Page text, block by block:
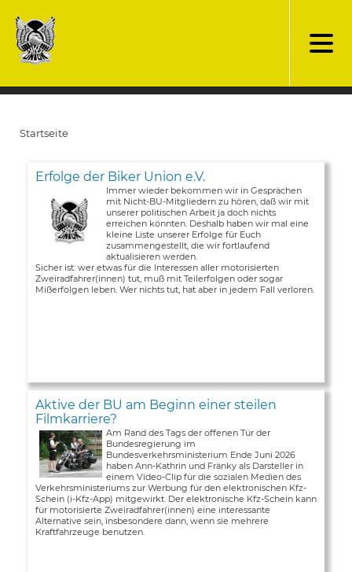
zum
Inhalt
Startseite
Erfolge der Biker Union e.V.
Immer wieder bekommen wir in Gesprächen
mit Nicht-BU-Mitgliedern zu hören, daß wir mit
unserer politischen Arbeit ja doch nichts
erreichen könnten. Deshalb haben wir mal eine
kleine Liste unserer Erfolge für Euch
zusammengestellt, die wir fortlaufend
aktualisieren werden.
Sicher ist: wer etwas für die Interessen aller motorisierten
Zweiradfahrer(innen) tut, muß mit Teilerfolgen oder sogar
Mißerfolgen leben. Wer nichts tut, hat aber in jedem Fall verloren.
Aktive der BU am Beginn einer steilen
Filmkarriere?
Am Rand des Tags der offenen Tür der
Bundesregierung im
Bundesverkehrsministerium Ende Juni 2026
haben Ann-Kathrin und Fränky als Darsteller in
einem Video-Clip für die sozialen Medien des
Verkehrsministeriums zur Werbung für den elektronischen Kfz-
Schein (i-Kfz-App) mitgewirkt. Der elektronische Kfz-Schein kann
für motorisierte Zweiradfahrer(innen) eine interessante
Alternative sein, insbesondere dann, wenn sie mehrere
Kraftfahrzeuge benutzen.